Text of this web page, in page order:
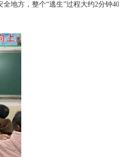
地方，整个“逃生”过程大约2分钟40